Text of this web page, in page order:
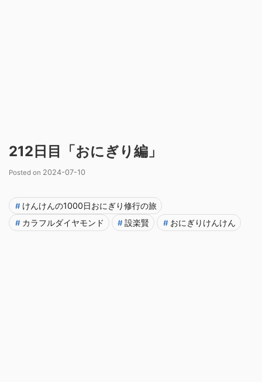
2024-07-10
212日目「おにぎり編」
けんけんの1000日おにぎり修行の旅
カラフルダイヤモンド
設楽賢 おにぎりけんけん